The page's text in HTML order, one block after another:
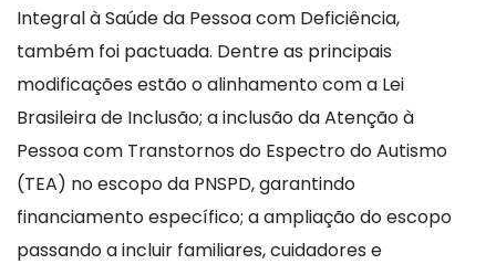
Integral à Saúde da Pessoa com Deficiência,
também foi pactuada. Dentre as principais
modificações estão o alinhamento com a Lei
Brasileira de Inclusão; a inclusão da Atenção à
Pessoa com Transtornos do Espectro do Autismo
(TEA) no escopo da PNSPD, garantindo
financiamento específico; a ampliação do escopo
passando a incluir familiares, cuidadores e